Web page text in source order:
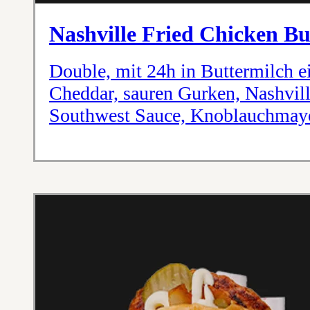
Nashville Fried Chicken
Double, mit 24h in Buttermilch
Cheddar, sauren Gurken,
Southwest Sauce,